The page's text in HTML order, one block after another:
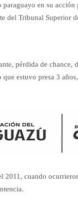
en su
del Tribunal Superior
pérdida de chance,
estuvo presa 3
cuando